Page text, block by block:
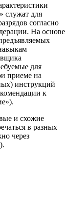
» служат для
согласно
На основе
для
приеме на
инструкций
к
и схожие
в разных
через